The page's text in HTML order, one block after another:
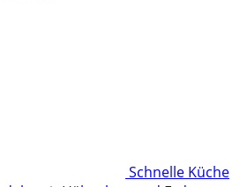
Schnelle Küche